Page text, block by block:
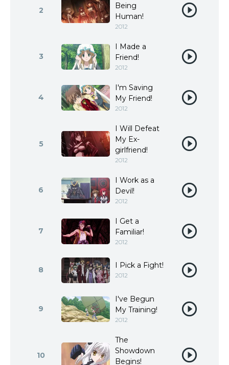
2
Being
Human!
2012
3
I Made a
Friend!
2012
4
I'm Saving
My Friend!
2012
5
I Will Defeat
My Ex-
girlfriend!
2012
6
I Work as a
Devil!
2012
7
I Get a
Familiar!
2012
8 I Pick a Fight!
2012
9
I've Begun
My Training!
2012
10
The
Showdown
Begins!